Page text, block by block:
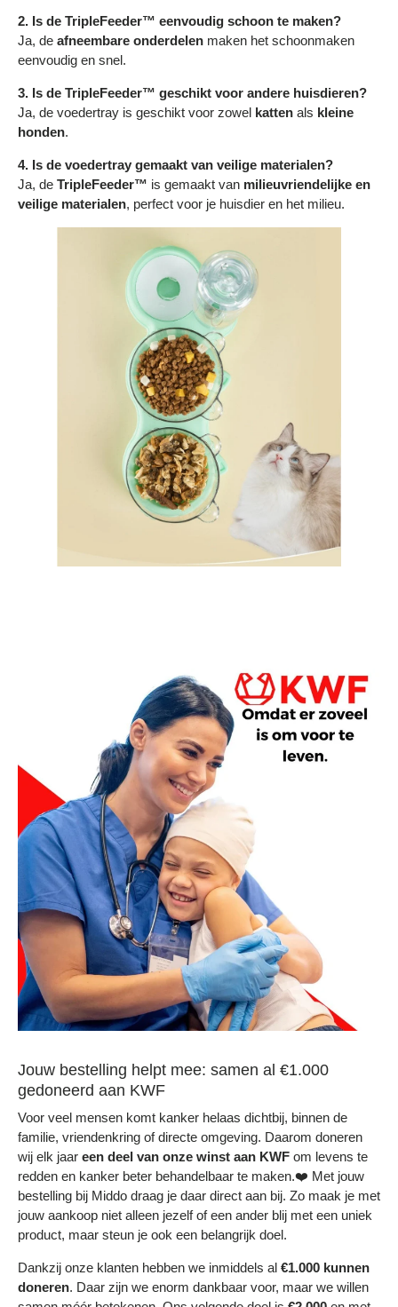
2. Is de TripleFeeder™ eenvoudig schoon te maken?
Ja, de afneembare onderdelen maken het schoonmaken
eenvoudig en snel.
3. Is de TripleFeeder™ geschikt voor andere huisdieren?
Ja, de voedertray is geschikt voor zowel katten als kleine
honden.
4. Is de voedertray gemaakt van veilige materialen?
Ja, de TripleFeeder™ is gemaakt van milieuvriendelijke en
veilige materialen, perfect voor je huisdier en het milieu.
Jouw bestelling helpt mee: samen al €1.000
gedoneerd aan KWF
Voor veel mensen komt kanker helaas dichtbij, binnen de
familie, vriendenkring of directe omgeving. Daarom doneren
wij elk jaar een deel van onze winst aan KWF om levens te
redden en kanker beter behandelbaar te maken.❤️ Met jouw
bestelling bij Middo draag je daar direct aan bij. Zo maak je met
jouw aankoop niet alleen jezelf of een ander blij met een uniek
product, maar steun je ook een belangrijk doel.
Dankzij onze klanten hebben we inmiddels al €1.000 kunnen
doneren. Daar zijn we enorm dankbaar voor, maar we willen